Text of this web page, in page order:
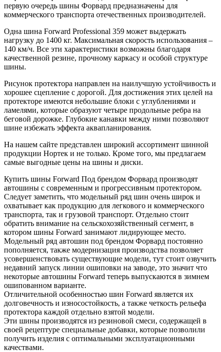
первую очередь шины Форвард предназначены для
коммерческого транспорта отечественных производителей.
Одна шина Forward Professional 359 может выдержать
нагрузку до 1400 кг. Максимальная скорость использования –
140 км/ч. Все эти характеристики возможны благодаря
качественной резине, прочному каркасу и особой структуре
шины.
Рисунок протектора направлен на наилучшую устойчивость и
хорошее сцепление с дорогой. Для достижения этих целей на
протекторе имеются небольшие блоки с углублениями и
ламелями, которые образуют четыре продольные ребра на
беговой дорожке. Глубокие канавки между ними позволяют
шине избежать эффекта аквапланирования.
На нашем сайте представлен широкий ассортимент шинной
продукции Нортек и не только. Кроме того, мы предлагаем
самые выгодные цены на шины и диски.
Купить шины Forward Под брендом Форвард производят
автошины с современным и прогрессивным протектором.
Следует заметить, что модельный ряд шин очень широк и
охватывает как продукцию для легкового и коммерческого
транспорта, так и грузовой транспорт. Отдельно стоит
обратить внимание на сельскохозяйственный сегмент, в
котором шины Forward занимают лидирующее место.
Модельный ряд автошин под брендом Форвард постоянно
пополняется, также модернизация производства позволяет
усовершенствовать существующие модели, тут стоит озвучить
недавний запуск линии ошиповки на заводе, это значит что
некоторые автошины Forward теперь выпускаются в зимнем
ошипованном варианте.
Отличительной особенностью шин Forward является их
долговечность и износостойкость, а также четкость рельефа
протектора каждой отдельно взятой модели.
Эти шины производятся из резиновой смеси, содержащей в
своей рецептуре специальные добавки, которые позволили
получить изделия с оптимальными эксплуатационными
качествами.